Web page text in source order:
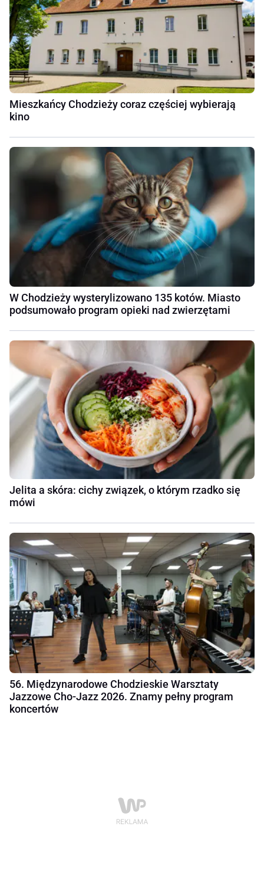
Mieszkańcy Chodzieży coraz częściej wybierają
kino
W Chodzieży wysterylizowano 135 kotów. Miasto
podsumowało program opieki nad zwierzętami
Jelita a skóra: cichy związek, o którym rzadko się
mówi
56. Międzynarodowe Chodzieskie Warsztaty
Jazzowe Cho-Jazz 2026. Znamy pełny program
koncertów